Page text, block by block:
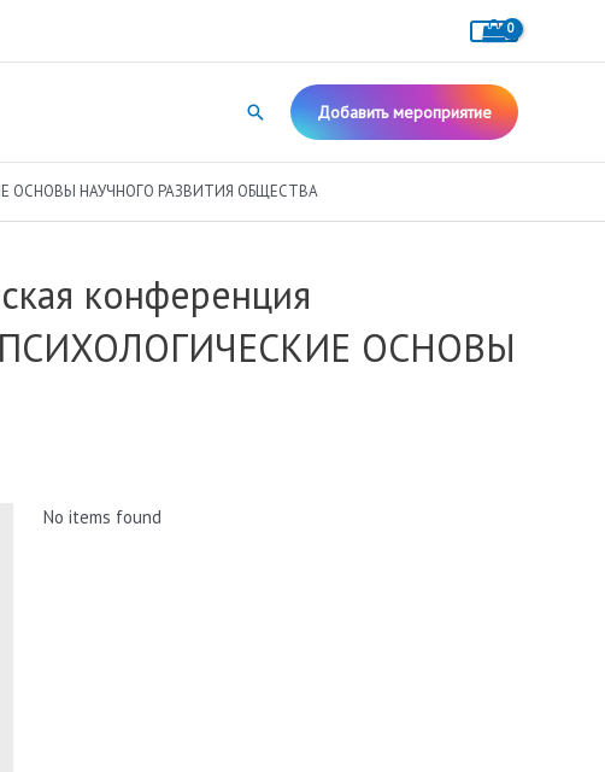
Поиск Добавить мероприятие
ОСНОВЫ НАУЧНОГО РАЗВИТИЯ ОБЩЕСТВА
конференция
ОСНОВЫ
No items found